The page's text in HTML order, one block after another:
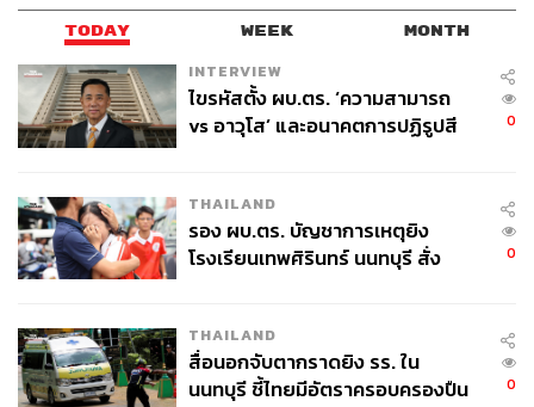
TODAY WEEK MONTH
INTERVIEW
ไขรหัสตั้ง ผบ.ตร. ‘ความสามารถ
vs อาวุโส’ และอนาคตการปฏิรูปสี
0
THAILAND
รอง ผบ.ตร. บัญชาการเหตุยิง
โรงเรียนเทพศิรินทร์ นนทบุรี สั่ง
0
THAILAND
สื่อนอกจับตากราดยิง รร. ใน
นนทบุรี ชี้ไทยมีอัตราครอบครองปืน
0